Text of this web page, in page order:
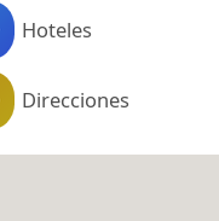
Hoteles
Direcciones